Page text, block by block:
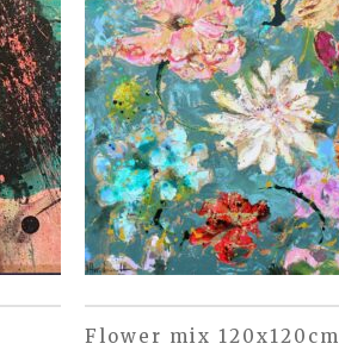
Flower mix 120x120cm